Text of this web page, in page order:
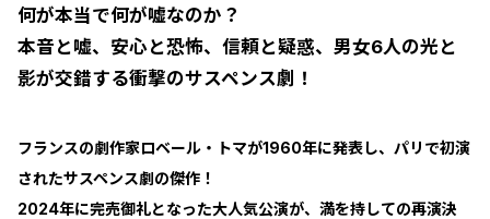
何が本当で何が嘘なのか？
本音と嘘、安心と恐怖、信頼と疑惑、男女6人の光と
影が交錯する衝撃のサスペンス劇！
フランスの劇作家ロベール・トマが1960年に発表し、パリで初演
されたサスペンス劇の傑作！
2024年に完売御礼となった大人気公演が、満を持しての再演決